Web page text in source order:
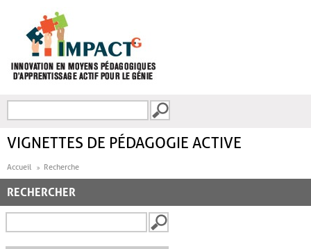
FORMULAIRE DE
VIGNETTES DE PÉDAGOGIE ACTIVE
Accueil Recherche
RECHERCHER